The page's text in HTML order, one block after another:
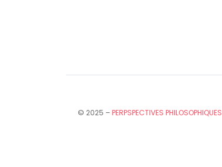
© 2025 –PERPSPECTIVES PHILOSOPHIQUES